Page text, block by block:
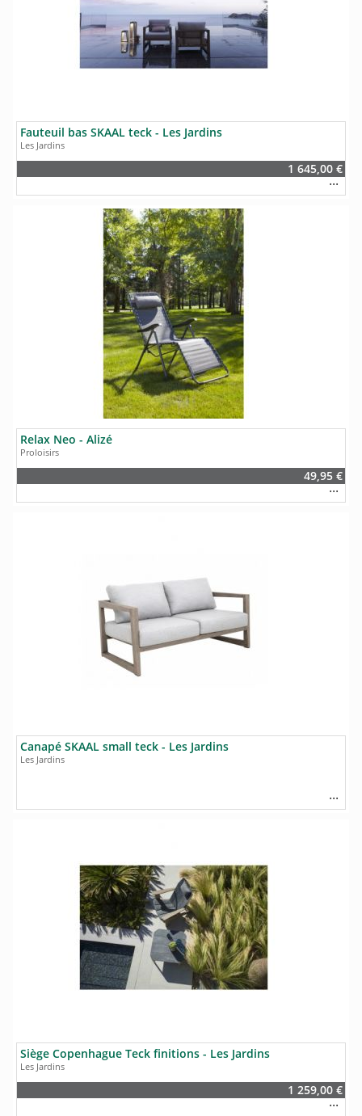
Fauteuil bas SKAAL teck - Les Jardins
Les Jardins
1 645,00 €
Relax Neo - Alizé
Proloisirs
49,95 €
Canapé SKAAL small teck - Les Jardins
Les Jardins
Siège Copenhague Teck finitions - Les Jardins
Les Jardins
1 259,00 €